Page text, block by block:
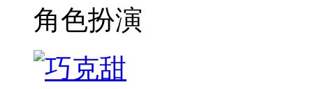
角色扮演